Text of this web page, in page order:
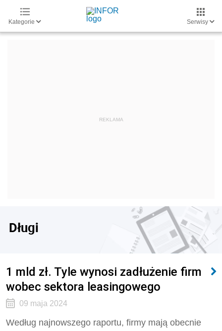
Kategorie Serwisy
Długi
1 mld zł. Tyle wynosi zadłużenie firm
wobec sektora leasingowego
09 maja 2024
Według najnowszego raportu, firmy mają obecnie